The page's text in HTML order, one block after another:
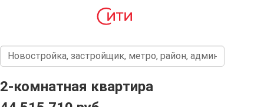
2-комнатная квартира